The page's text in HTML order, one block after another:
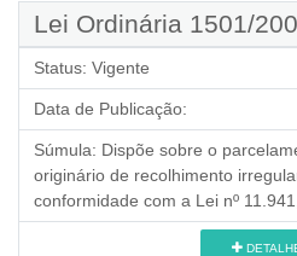
Lei Ordinária 1501/
Status: Vigente
Data de Publicação:
Súmula: Dispõe sobre o
originário de recolhimento
conformidade com a Lei nº